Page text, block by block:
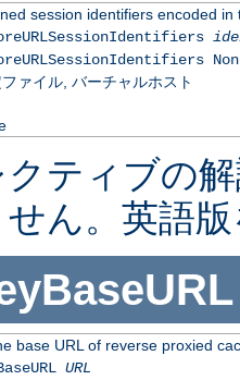
session identifiers encoded in
ァイル, バーチャルホスト
ティブの
ん。英語
base URL of reverse proxied
URL